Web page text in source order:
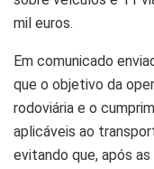
mil euros.
Em comunicado
que o objetivo da
rodoviária e o
aplicáveis ao
evitando que, após